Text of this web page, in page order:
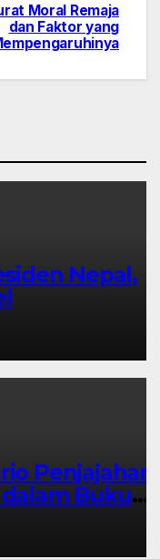
Moral Remaja
dan Faktor yang
Nepal,
Penjajahan
Buku